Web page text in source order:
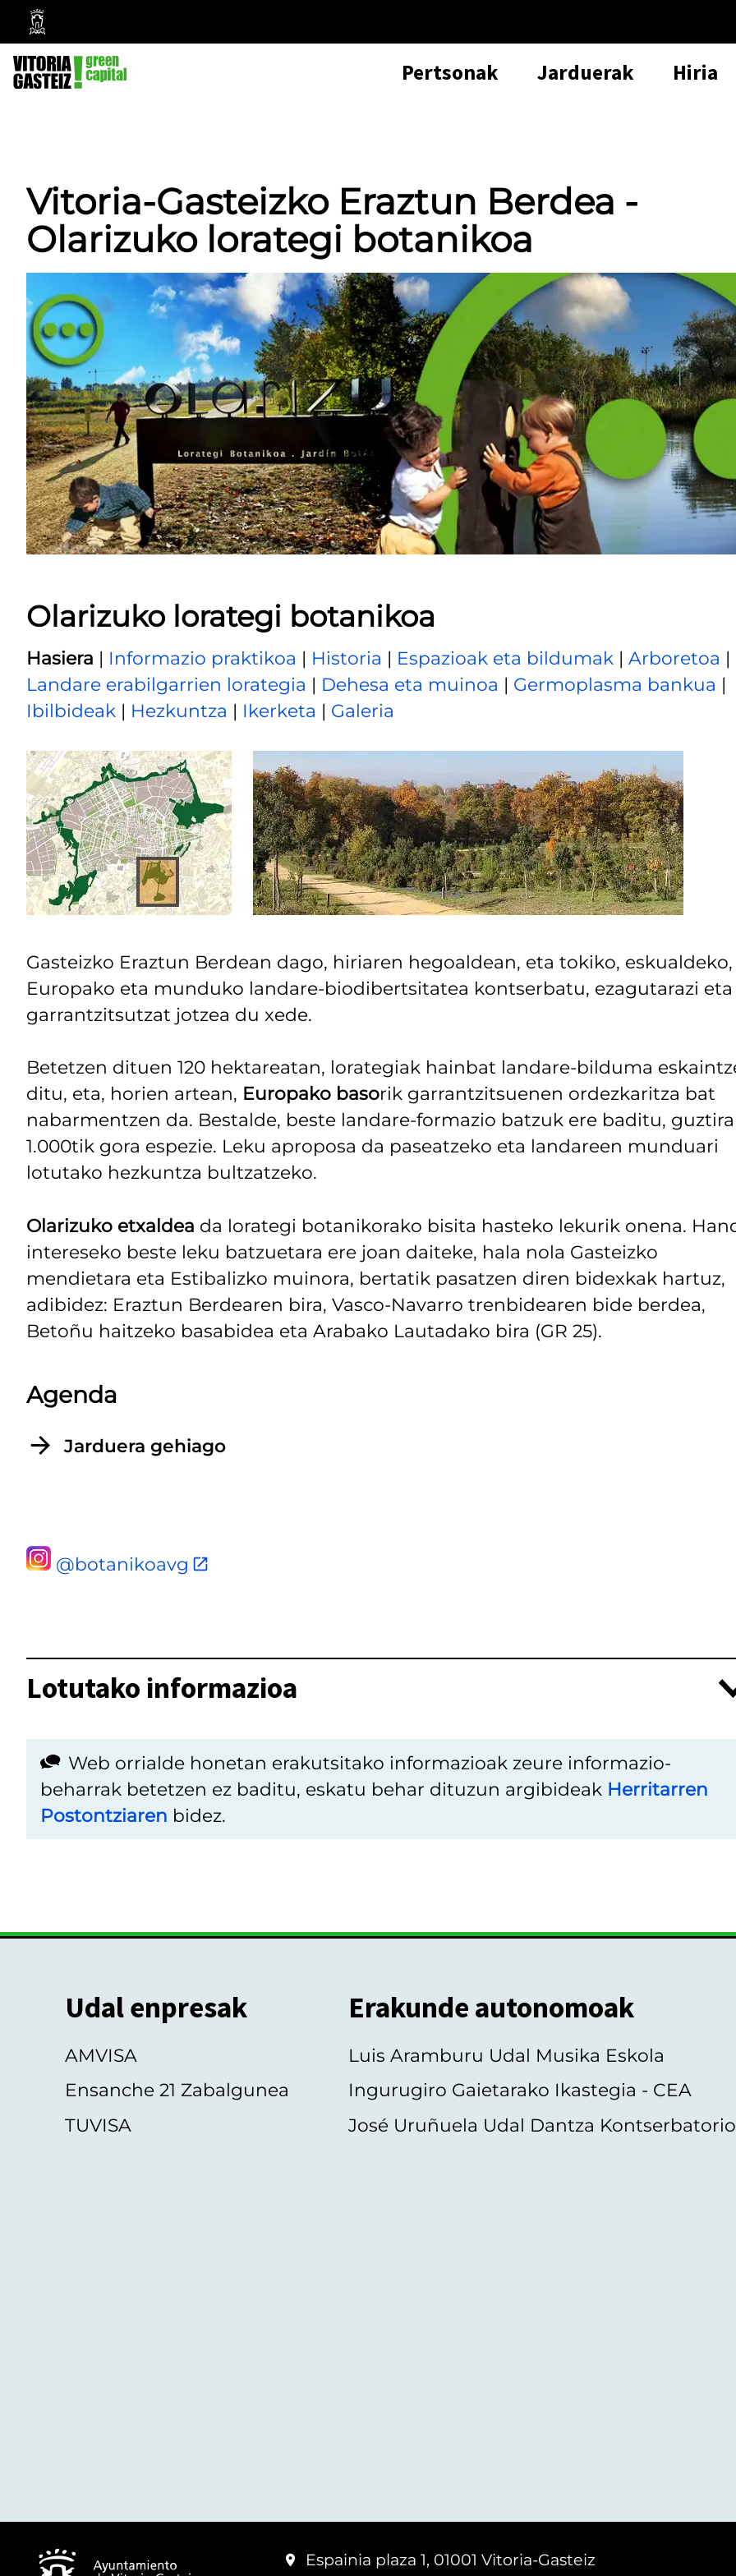
Vitoria-
Gasteizko
Udala
Pertsonak Jarduerak Hiria
Vitoria-Gasteizko Eraztun Berdea -
Olarizuko lorategi botanikoa
Olarizuko lorategi botanikoa
Hasiera | Informazio praktikoa | Historia | Espazioak eta bildumak | Arboretoa |
Landare erabilgarrien lorategia | Dehesa eta muinoa | Germoplasma bankua |
Ibilbideak | Hezkuntza | Ikerketa | Galeria
Gasteizko Eraztun Berdean dago, hiriaren hegoaldean, eta tokiko, eskualdeko,
Europako eta munduko landare-biodibertsitatea kontserbatu, ezagutarazi eta
garrantzitsutzat jotzea du xede.
Betetzen dituen 120 hektareatan, lorategiak hainbat landare-bilduma
ditu, eta, horien artean, Europako basorik garrantzitsuenen ordezkaritza bat
nabarmentzen da. Bestalde, beste landare-formazio batzuk ere baditu, guztira
1.000tik gora espezie. Leku aproposa da paseatzeko eta landareen munduari
lotutako hezkuntza bultzatzeko.
Olarizuko etxaldea da lorategi botanikorako bisita hasteko lekurik onena.
intereseko beste leku batzuetara ere joan daiteke, hala nola Gasteizko
mendietara eta Estibalizko muinora, bertatik pasatzen diren bidexkak hartuz,
adibidez: Eraztun Berdearen bira, Vasco-Navarro trenbidearen bide berdea,
Betoñu haitzeko basabidea eta Arabako Lautadako bira (GR 25).
Agenda
Jarduera gehiago
@botanikoavg
Lotutako informazioa
Web orrialde honetan erakutsitako informazioak zeure informazio-
beharrak betetzen ez baditu, eskatu behar dituzun argibideak Herritarren
Postontziaren bidez.
Udal enpresak
AMVISA
Ensanche 21 Zabalgunea
TUVISA
Erakunde autonomoak
Luis Aramburu Udal Musika Eskola
Ingurugiro Gaietarako Ikastegia - CEA
José Uruñuela Udal Dantza
Espainia plaza 1, 01001 Vitoria-Gasteiz